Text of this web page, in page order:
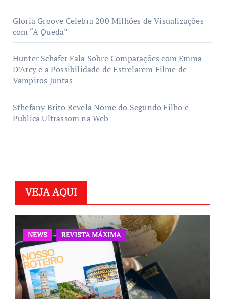
Gloria Groove Celebra 200 Milhões de Visualizações
com “A Queda”
Hunter Schafer Fala Sobre Comparações com Emma
D’Arcy e a Possibilidade de Estrelarem Filme de
Vampiros Juntas
Sthefany Brito Revela Nome do Segundo Filho e
Publica Ultrassom na Web
VEJA AQUI
NEWS REVISTA MÁXIMA